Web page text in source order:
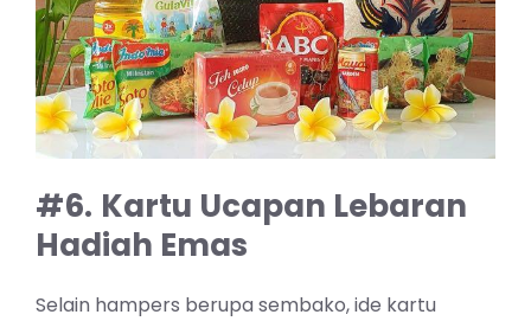
#6. Kartu Ucapan Lebaran
Hadiah Emas
Selain hampers berupa sembako, ide kartu